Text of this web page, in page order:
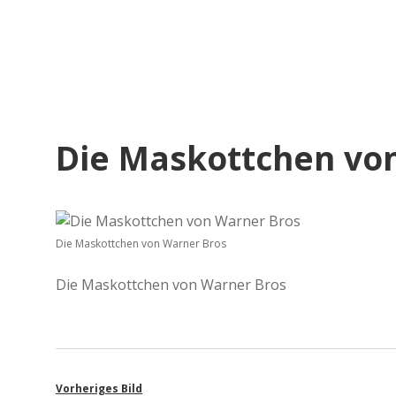
Die Maskottchen
Die Maskottchen von Warner Bros
Die Maskottchen von Warner Bros
Vorheriges Bild